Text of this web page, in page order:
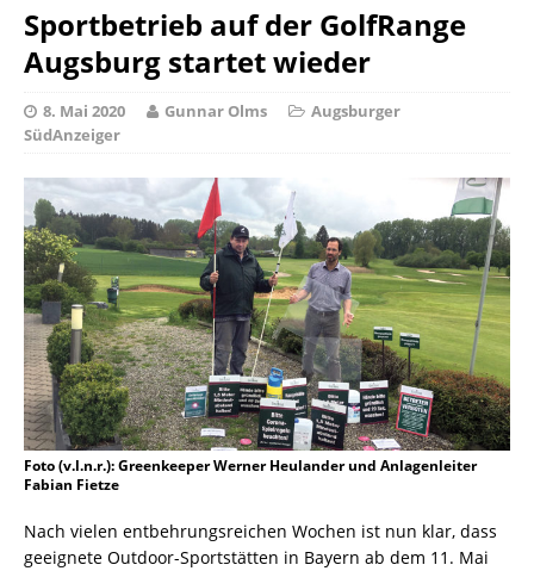
Sportbetrieb auf der GolfRange
Augsburg startet wieder
8. Mai 2020 Gunnar Olms
Augsburger
SüdAnzeiger
Foto (v.l.n.r.): Greenkeeper Werner Heulander und Anlagenleiter
Fabian Fietze
Nach vielen entbehrungsreichen Wochen ist nun klar, dass
geeignete Outdoor-Sportstätten in Bayern ab dem 11. Mai